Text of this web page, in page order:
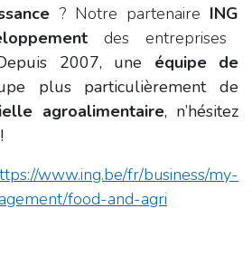
? Notre partenaire ING
des entreprises
2007, une équipe de
plus particulièrement de
agroalimentaire, n’hésitez
www.ing.be/fr/business/my-
food-and-agri